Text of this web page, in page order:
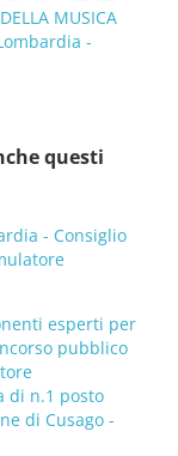
MUSICA
-
questi
- Consiglio
esperti per
pubblico
di n.1 posto
di Cusago -